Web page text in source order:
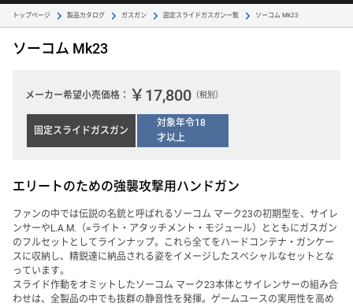
トップページ 製品カタログ ガスガン 固定スライドガスガン一覧 ソーコム Mk23
ソーコム Mk23
メーカー希望小売価格： ￥17,800 （税別）
固定スライドガスガン
対象年令18
才以上
エリートのための強襲攻撃用ハンドガン
ファンの中では伝説の名銃と呼ばれるソーコム マーク23の初期型を、サイレ
ンサーやL.A.M.（=ライト・アタッチメント・モジュール）とともにガスガン
のフルセットとしてラインナップ。これら全てをハードコンテナ・ガンケー
スに収納し、精鋭達に納品される姿をイメージしたスペシャルなセットとな
っています。
スライド作動をオミットしたソーコム マーク23本体とサイレンサーの組み合
わせは、全製品の中でも抜群の静音性を発揮。ゲームユースの実用性を高め